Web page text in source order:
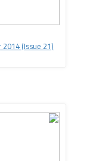
(December
2014(Issue 21